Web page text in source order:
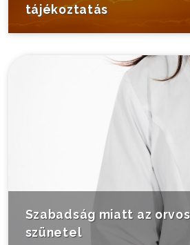
tájékoztatás
Szabadság miatt az
szünetel